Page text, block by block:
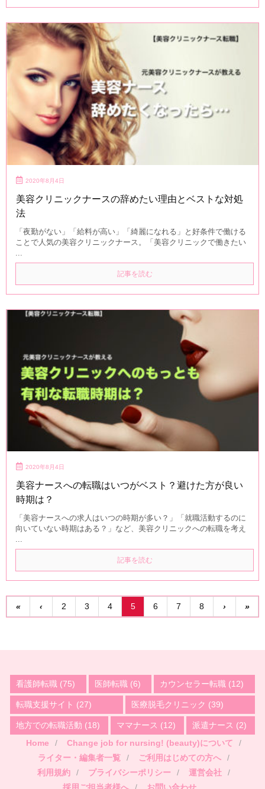
2020年8月4日
美容クリニックナースの辞めたい理由とベストな対処
法
「夜勤がない」「給料が高い」「綺麗になれる」と好条件で働ける
ことで人気の美容クリニックナース。「美容クリニックで働きたい
記事を読む
2020年8月4日
美容ナースへの転職はいつがベスト？避けた方が良い
時期は？
「美容ナースへの求人はいつの時期が多い？」「就職活動するのに
向いていない時期はある？」など、美容クリニックへの転職を考え
...
記事を読む
« ‹ 2 3 4 5 6 7 8 › »
カウンセラー転職 (12)
ママナース (12)
医師転職(6)
医療脱毛クリニック (39)
地方での転職活動 (18) 派遣ナース (2)
看護師転職 (75)
転職支援サイト (27)
Home
Change job for nursing! (beauty)について
ライター・編集者一覧
ご利用はじめての方へ
利用規約
プライバシーポリシー
運営会社